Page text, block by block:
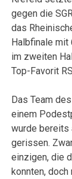
gegen die
das
Halbfinale mit
im zweiten
Top-Favorit
Das Team
einem
wurde bereits
gerissen.
einzigen, die
konnten, doch